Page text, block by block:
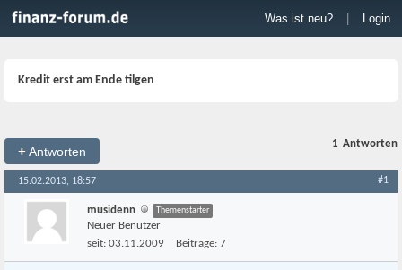
Was ist neu? Login
Kredit erst am Ende tilgen
+Antworten
1 Antworten
15.02.2013, 18:57 #1
musidenn Themenstarter
Neuer Benutzer
seit: 03.11.2009 Beiträge: 7